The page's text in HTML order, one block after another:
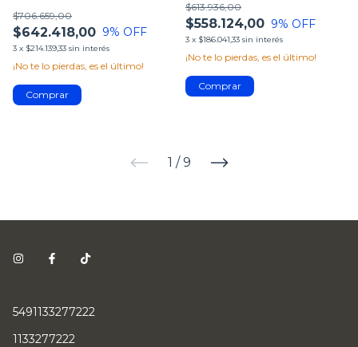
$642.418,00
$706.659,00
9% OFF
3 x $214.139,33 sin interés
¡No te lo pierdas, es el último!
$558.124,00
$613.936,00
9% OFF
3 x $186.041,33 sin interés
¡No te lo pierdas, es el último!
1 / 9
5491133277222
1133277222